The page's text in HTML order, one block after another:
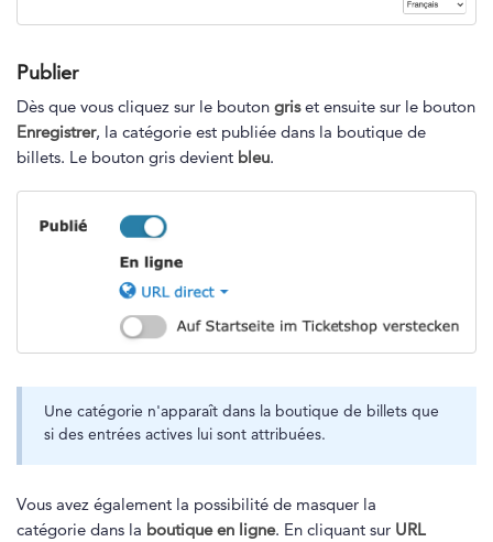
Publier
Dès que vous cliquez sur le bouton griset ensuite sur le bouton
Enregistrer, la catégorie est publiée dans la boutique de
billets. Le bouton gris devient bleu.
Une catégorie n'apparaît dans la boutique de billets que
si des entrées actives lui sont attribuées.
Vous avez également la possibilité de masquer la
catégorie dans la boutique en ligne. En cliquant sur URL